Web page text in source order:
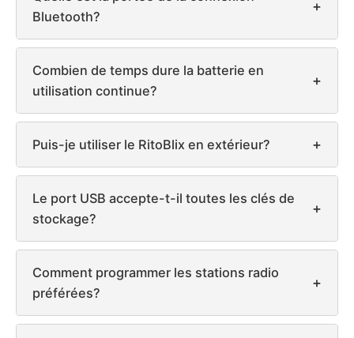
Bluetooth?
+
Combien de temps dure la batterie en
utilisation continue?
+
Puis-je utiliser le RitoBlix en extérieur? +
Le port USB accepte-t-il toutes les clés de
stockage?
+
Comment programmer les stations radio
préférées?
+